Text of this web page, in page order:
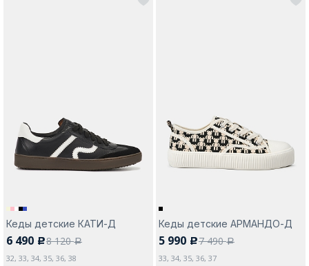
Да, все верно Изменить город
Кеды детские КАТИ-Д
6 490 c8 120a
32, 33, 34, 35, 36, 38
Кеды детские АРМАНДО-Д
5 990 c7 490a
33, 34, 35, 36, 37